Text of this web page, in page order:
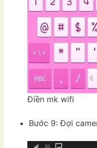
Điền mk wifi
Bước 9: Đợi